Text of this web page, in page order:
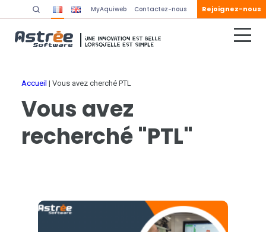
MyAquiweb Contactez-nous Rejoignez-nous
Accueil | Vous avez cherché PTL
Vous avez
recherché "PTL"